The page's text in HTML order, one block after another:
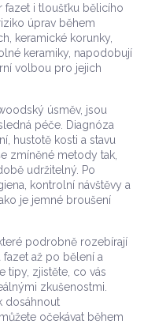
fazet i tloušťku bělicího
úprav během
keramické korunky
keramiky, napodobují
volbou pro jejich
úsměv, jsou
péče. Diagnóza
hustotě kosti a stavu
zmíněné metody tak,
udržitelný. Po
kontrolní návštěvy a
je jemné broušení
podrobně rozebírají
až po bělení a
tipy, zjistěte, co vás
zkušenostmi.
dosáhnout
očekávat během